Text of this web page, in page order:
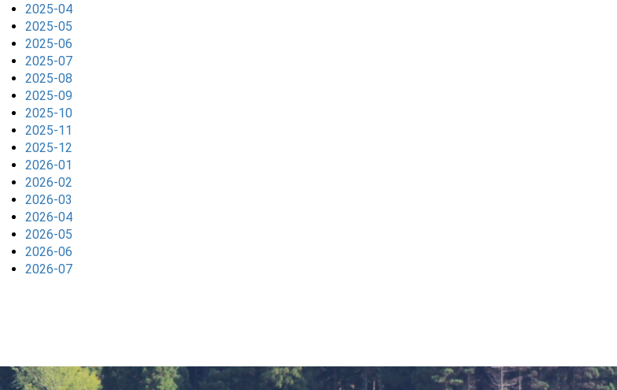
2025-04
2025-05
2025-06
2025-07
2025-08
2025-09
2025-10
2025-11
2025-12
2026-01
2026-02
2026-03
2026-04
2026-05
2026-06
2026-07